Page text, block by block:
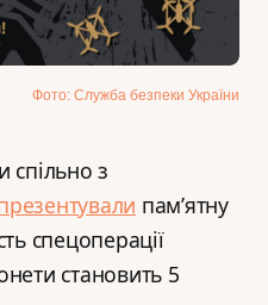
Фото: Служба безпеки України
спільно з
пам’ятну
спецоперації
становить 5